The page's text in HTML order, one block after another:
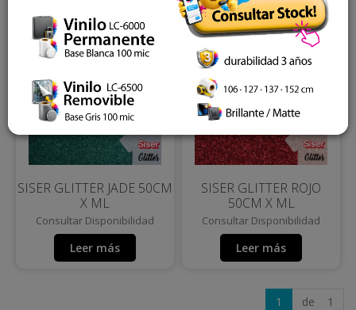
SISER GLITTER JADE 50CM
X ML
Consultar Disponibilidad
Leer más
SISER GLITTER ROJO
50CM X ML
Consultar Disponibilidad
Leer más
1 de 1